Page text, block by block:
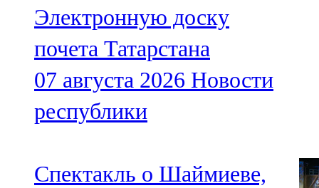
Электронную доску
почета Татарстана
07 августа 2026 Новости
республики
Спектакль о Шаймиеве,